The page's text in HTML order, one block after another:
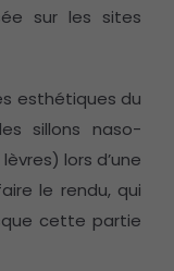
sur les sites
esthétiques du
sillons naso-
lors d’une
le rendu, qui
cette partie